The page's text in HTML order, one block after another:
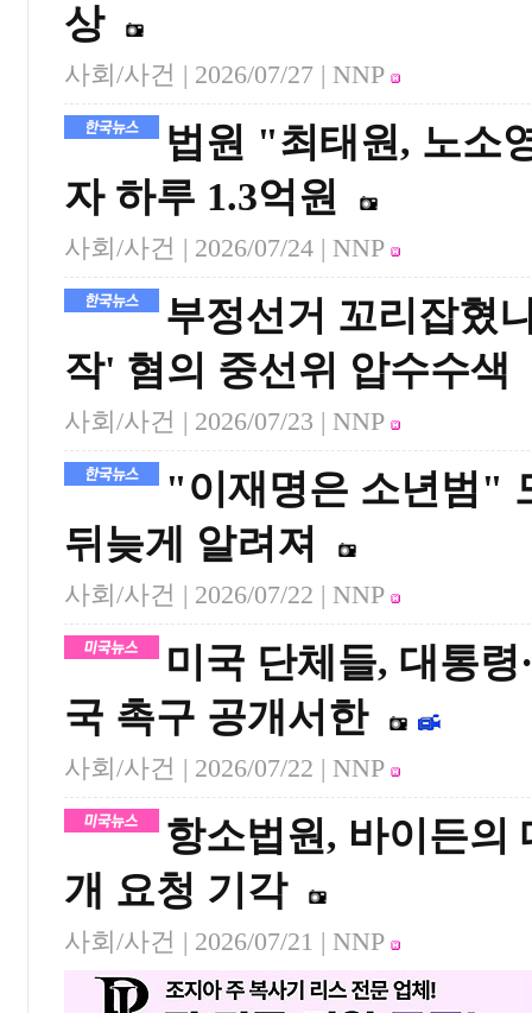
상
사회/사건 | 2026/07/27 | NNP
법원 "최태원, 노소
자 하루 1.3억원
사회/사건 | 2026/07/24 | NNP
부정선거 꼬리잡혔
작' 혐의 중선위 압수수색
사회/사건 | 2026/07/23 | NNP
"이재명은 소년범"
뒤늦게 알려져
사회/사건 | 2026/07/22 | NNP
미국 단체들, 대통
국 촉구 공개서한
사회/사건 | 2026/07/22 | NNP
항소법원, 바이든의
개 요청 기각
사회/사건 | 2026/07/21 | NNP